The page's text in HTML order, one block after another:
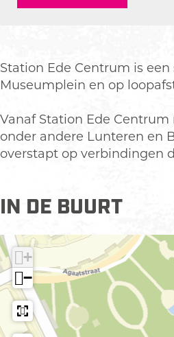
t
n
E
e
C
e
r
u
t
i
o
E
d
e
C
n
t
r
m
t
i
o
E
d
e
n
t
r
m
Station Ede Centrum is
Museumplein en op
Vanaf Station Ede
onder andere Lunteren en
overstapt op verbindingen
IN DE BUURT
+
−